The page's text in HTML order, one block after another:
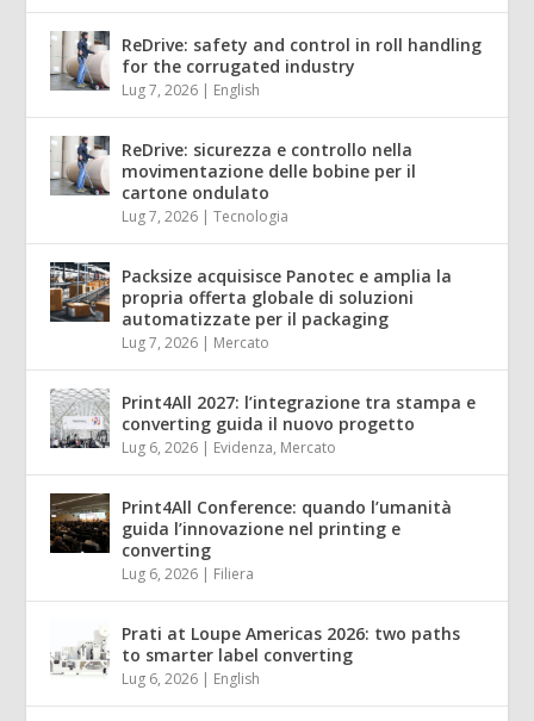
ReDrive: safety and control in roll handling
for the corrugated industry
Lug 7, 2026 | English
ReDrive: sicurezza e controllo nella
movimentazione delle bobine per il
cartone ondulato
Lug 7, 2026 |Tecnologia
Packsize acquisisce Panotec e amplia la
propria offerta globale di soluzioni
automatizzate per il packaging
Lug 7, 2026 | Mercato
Print4All 2027: l’integrazione tra stampa e
converting guida il nuovo progetto
Lug 6, 2026 | Evidenza, Mercato
Print4All Conference: quando l’umanità
guida l’innovazione nel printing e
converting
Lug 6, 2026 | Filiera
Prati at Loupe Americas 2026: two paths
to smarter label converting
Lug 6, 2026 | English